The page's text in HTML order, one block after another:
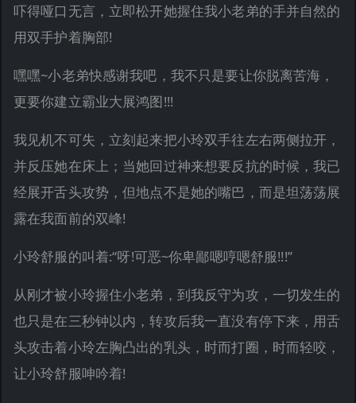
吓得哑口无言，立即松开她握住我小老弟的手并自然的
用双手护着胸部!
嘿嘿~小老弟快感谢我吧，我不只是要让你脱离苦海，
更要你建立霸业大展鸿图!!!
我见机不可失，立刻起来把小玲双手往左右两侧拉开，
并反压她在床上；当她回过神来想要反抗的时候，我已
经展开舌头攻势，但地点不是她的嘴巴，而是坦荡荡展
露在我面前的双峰!
小玲舒服的叫着:“呀!可恶~你卑鄙嗯哼嗯舒服!!!”
从刚才被小玲握住小老弟，到我反守为攻，一切发生的
也只是在三秒钟以内，转攻后我一直没有停下来，用舌
头攻击着小玲左胸凸出的乳头，时而打圈，时而轻咬，
让小玲舒服呻吟着!